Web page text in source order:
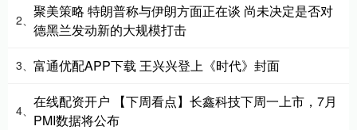
2、
聚美策略 特朗普称与伊朗方面正在谈 尚未决定是否对
德黑兰发动新的大规模打击
3、 富通优配APP下载 王兴兴登上《时代》封面
4、
在线配资开户 【下周看点】长鑫科技下周一上市，7月
PMI数据将公布